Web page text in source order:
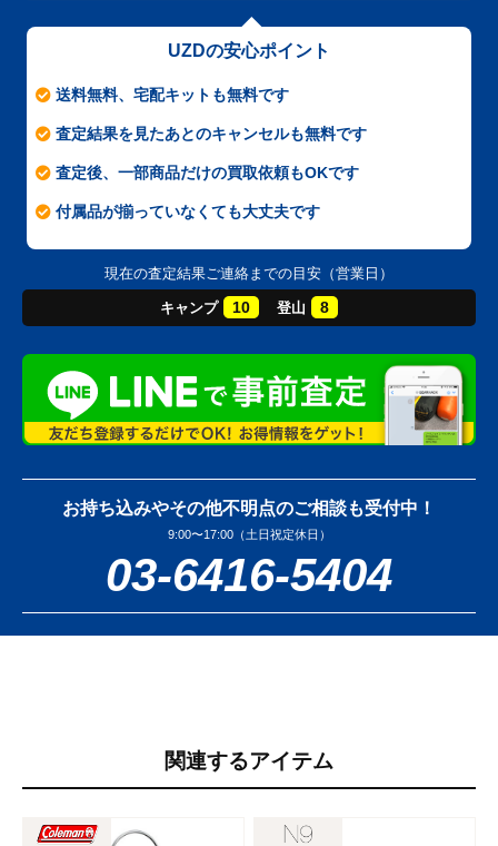
UZDの安心ポイント
送料無料、宅配キットも無料です
査定結果を見たあとのキャンセルも無料です
査定後、一部商品だけの買取依頼もOKです
付属品が揃っていなくても大丈夫です
現在の査定結果ご連絡までの目安（営業日）
キャンプ 10 登山 8
お持ち込みやその他不明点のご相談も受付中！
9:00〜17:00（土日祝定休日）
03-6416-5404
関連するアイテム